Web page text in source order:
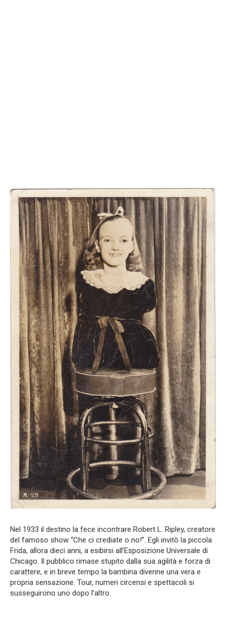
Nel 1933 il destino la fece incontrare Robert L. Ripley, creatore
del famoso show “Che ci crediate o no!”. Egli invitò la piccola
Frida, allora dieci anni, a esibirsi all’Esposizione Universale di
Chicago. Il pubblico rimase stupito dalla sua agilità e forza di
carattere, e in breve tempo la bambina divenne una vera e
propria sensazione. Tour, numeri circensi e spettacoli si
susseguirono uno dopo l’altro.